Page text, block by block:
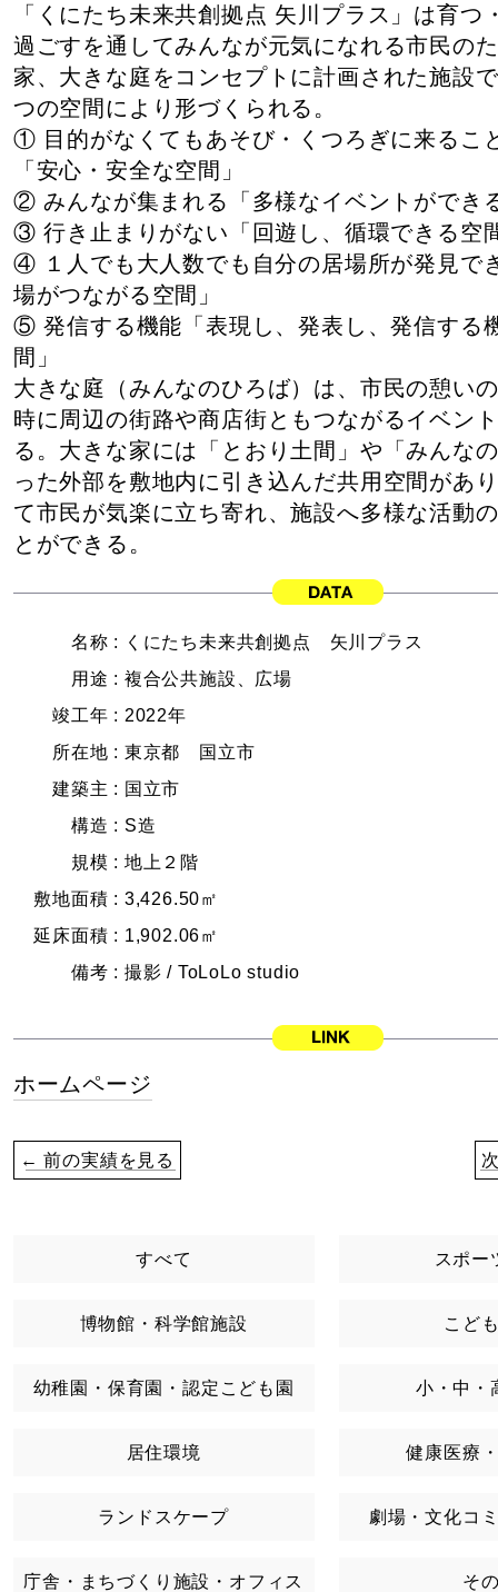
「くにたち未来共創拠点 矢川プラス」は育つ
過ごすを通してみんなが元気になれる市民の
家、大きな庭をコンセプトに計画された施設
つの空間により形づくられる。
① 目的がなくてもあそび・くつろぎに来るこ
「安心・安全な空間」
② みんなが集まれる「多様なイベントができ
③ 行き止まりがない「回遊し、循環できる空
④ １人でも大人数でも自分の居場所が発見で
場がつながる空間」
⑤ 発信する機能「表現し、発表し、発信する
間」
大きな庭（みんなのひろば）は、市民の憩い
時に周辺の街路や商店街ともつながるイベン
る。大きな家には「とおり土間」や「みんな
った外部を敷地内に引き込んだ共用空間があ
て市民が気楽に立ち寄れ、施設へ多様な活動
とができる。
名称 :
くにたち未来共創拠点 矢川プラス
用途 : 複合公共施設、広場
竣工年 : 2022年
所在地 : 東京都 国立市
建築主 : 国立市
構造 : S造
規模 : 地上２階
敷地面積 : 3,426.50㎡
延床面積 : 1,902.06㎡
備考 : 撮影 / ToLoLo studio
ホームページ
← 前の実績を見る
すべて スポー
博物館・科学館施設 こど
幼稚園・保育園・認定こども園 小・中・
居住環境 健康医療
ランドスケープ 劇場・文化コ
庁舎・まちづくり施設・オフィス そ